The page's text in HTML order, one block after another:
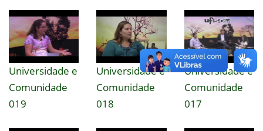
Universidade e
Comunidade
019
Universidade e
Comunidade
018
Universidade e
Comunidade
017